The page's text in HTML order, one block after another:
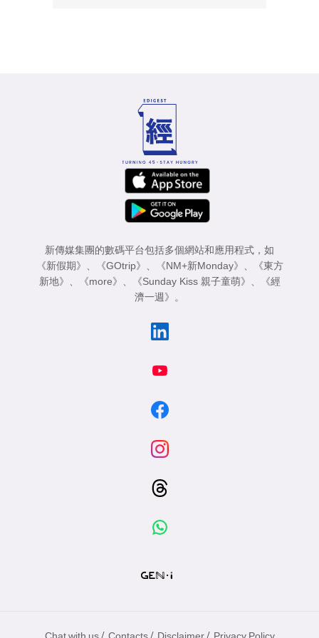
新傳媒集團的數碼平台包括多個網站和應用程式，如
《新假期》
《GOtrip》 《NM+新Monday》
《東方
新地》
《more》 《Sunday Kiss 親子童萌》
《經
濟一週》
。
Chat with us / Contacts / Disclaimer / Privacy Policy